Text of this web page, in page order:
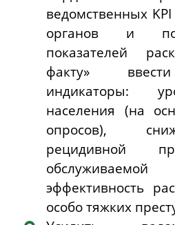
ведомственных KPI
органов и
показателей
факту»
индикаторы:
населения (на
опросов),
рецидивной
эффективность
особо тяжких